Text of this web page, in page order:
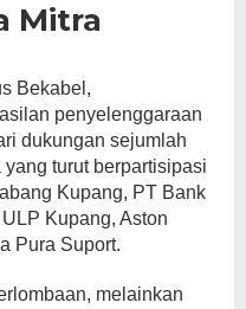
Mitra
Bekabel,
penyelenggaraan
dukungan sejumlah
turut berpartisipasi
Kupang, PT Bank
Kupang, Aston
Pura Suport.
melainkan